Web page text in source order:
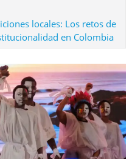
locales: Los retos de
en Colombia